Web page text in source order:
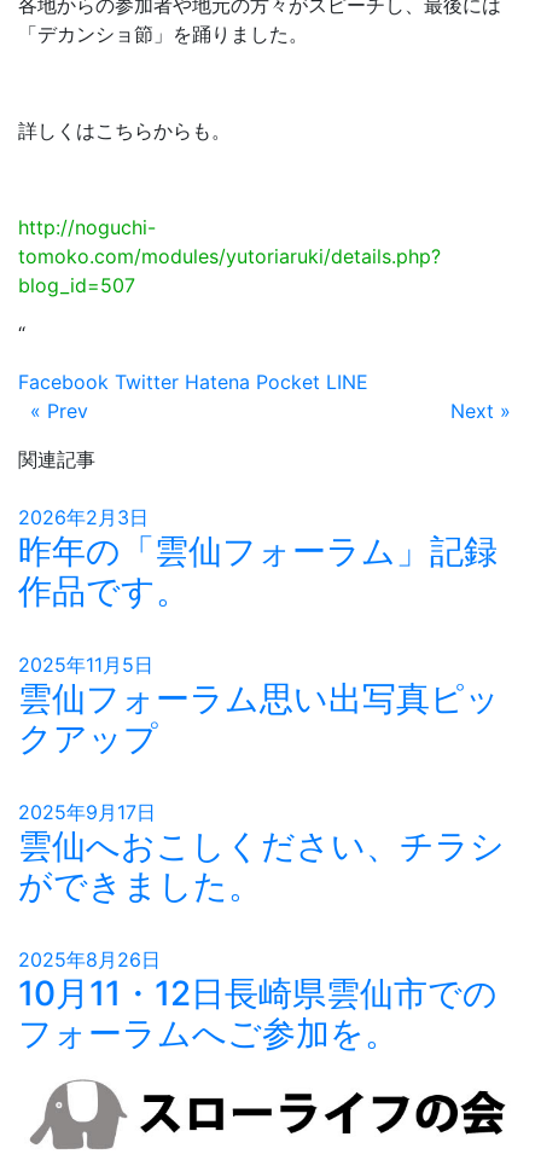
各地からの参加者や地元の方々がスピーチし、最後には
「デカンショ節」を踊りました。
詳しくはこちらからも。
http://noguchi-
tomoko.com/modules/yutoriaruki/details.php?
blog_id=507
“
Facebook Twitter Hatena Pocket LINE
« Prev
Next »
関連記事
2026年2月3日
昨年の「雲仙フォーラム」記録
作品です。
2025年11月5日
雲仙フォーラム思い出写真ピッ
クアップ
2025年9月17日
雲仙へおこしください、チラシ
ができました。
2025年8月26日
10月11・12日長崎県雲仙市での
フォーラムへご参加を。